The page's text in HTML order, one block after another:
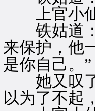
上官小仙
铁姑道：“
来保护，他
是你自己。”
她又叹了
以为了不起